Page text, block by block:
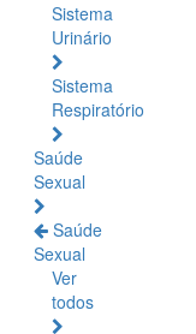
Sistema
Urinário
Sistema
Respiratório
Saúde
Sexual
Saúde
Sexual
Ver
todos